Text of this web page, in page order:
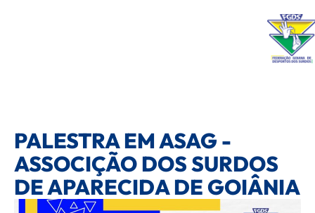
PALESTRA EM ASAG -
ASSOCIÇÃO DOS SURDOS
DE APARECIDA DE GOIÂNIA